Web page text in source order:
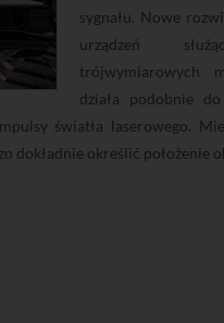
sygnału. Nowe
urządzeń
trójwymiarowych
działa podobnie
światła laserowego.
dokładnie określić położenie